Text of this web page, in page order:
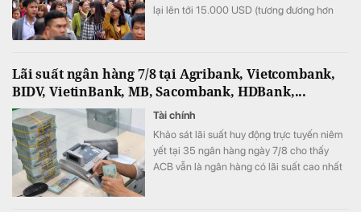
lại lên tới 15.000 USD (tương đương hơn
Lãi suất ngân hàng 7/8 tại Agribank, Vietcombank,
BIDV, VietinBank, MB, Sacombank, HDBank,...
Tài chính
Khảo sát lãi suất huy động trực tuyến niêm
yết tại 35 ngân hàng ngày 7/8 cho thấy
ACB vẫn là ngân hàng có lãi suất cao nhất